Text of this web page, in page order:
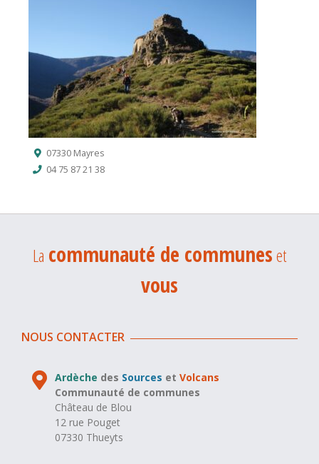
07330 Mayres
04 75 87 21 38
La communauté de communeset
vous
NOUS CONTACTER
Ardèche des Sources etVolcans
Communauté de communes
Château de Blou
12 rue Pouget
07330 Thueyts